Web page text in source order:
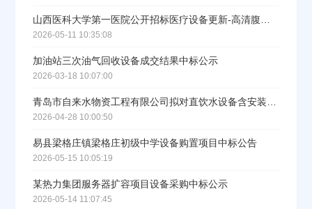
山西医科大学第一医院公开招标医疗设备更新-高清腹腔镜、3D腹腔镜结果公告
2026-05-11 10:35:08
加油站三次油气回收设备成交结果中标公示
2026-03-18 10:07:00
青岛市自来水物资工程有限公司拟对直饮水设备含安装调试竞价成交结果公示
2026-04-28 10:00:50
易县梁格庄镇梁格庄初级中学设备购置项目中标公告
2026-05-15 10:05:19
某热力集团服务器扩容项目设备采购中标公示
2026-05-14 11:07:45
填写联系电话后会有服务中心的工作人员给您致电！